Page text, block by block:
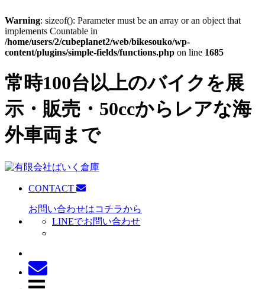
Warning: sizeof(): Parameter must be an array or an object that
implements Countable in
/home/users/2/cubeplanet2/web/bikesouko/wp-
content/plugins/simple-fields/functions.php on line 1685
常時100台以上のバイクを展
示・販売・50ccからレアな海
外車両まで
CONTACT
お問い合わせはコチラから
LINEでお問い合わせ